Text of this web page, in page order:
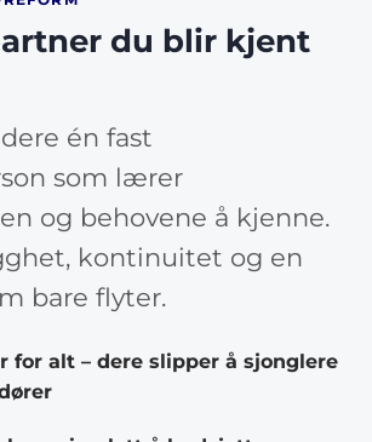
du blir kjent
én fast
som lærer
og behovene å kjenne.
kontinuitet og en
bare flyter.
for alt – dere slipper å sjonglere